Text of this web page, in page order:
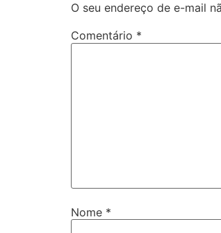
O seu endereço de e-mail
Comentário *
Nome *